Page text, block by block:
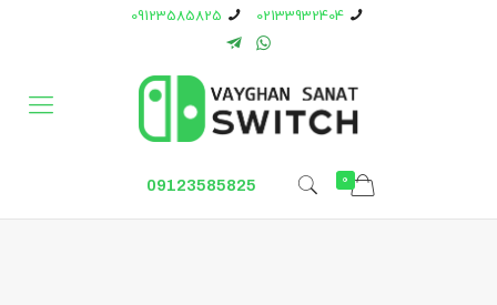
02133932404
09123585825
0
09123585825